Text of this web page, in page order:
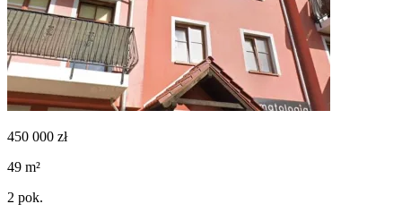
450 000 zł
49 m²
2 pok.